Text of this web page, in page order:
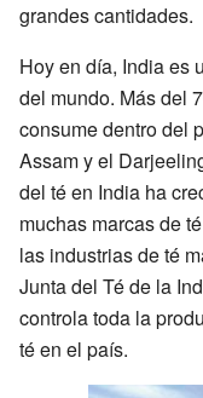
grandes cantidades.
Hoy en día, India es
del mundo. Más del
consume dentro del
Assam y el
del té en India ha
muchas marcas de
las industrias de té
Junta del Té de la
controla toda la
té en el país.